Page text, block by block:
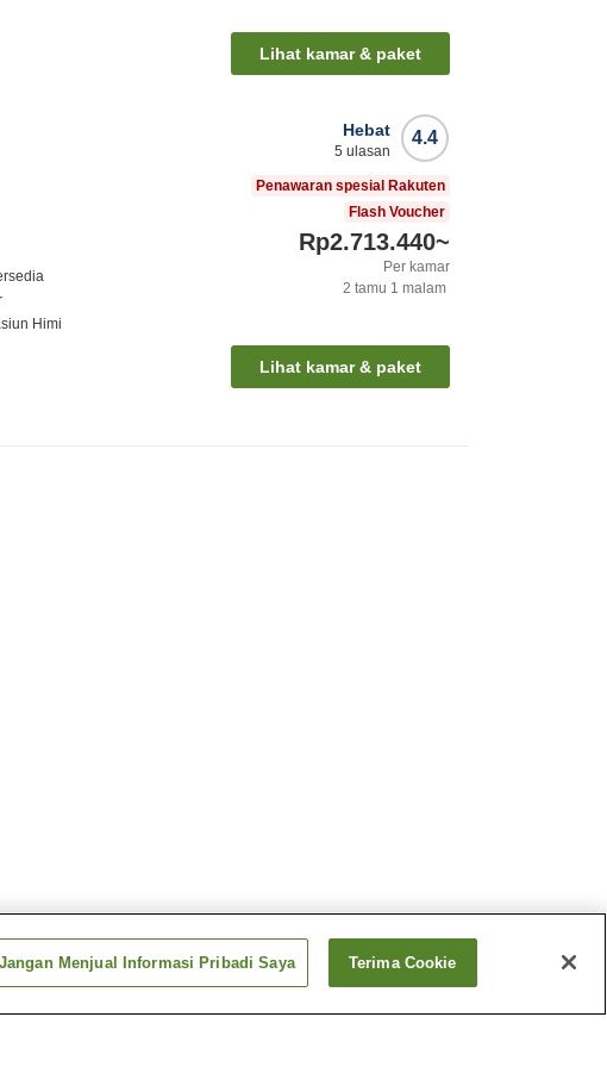
Lihat kamar & paket
Himi
4.4
Hebat
5 ulasan
Penawaran spesial Rakuten
Flash Voucher
Rp2.713.440~
Per kamar
2 tamu 1 malam
Lihat kamar & paket
Jangan Menjual Informasi Pribadi Saya Terima Cookie